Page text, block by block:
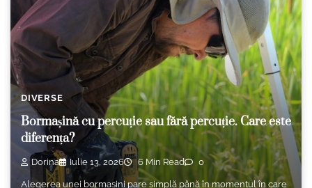
DIVERSE
Bormașină cu percuție sau fără percuție. Care este
diferența?
Dorina Iulie 13, 2026 6 Min Read 0
Alegerea unei bormașini pare simplă până în momentul în care